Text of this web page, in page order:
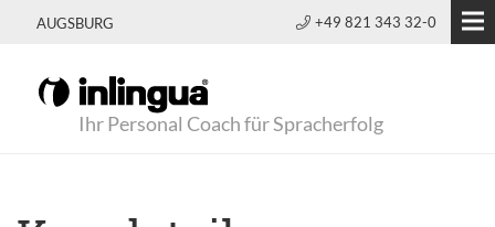
AUGSBURG +49 821 343 32-0
Ihr Personal Coach für Spracherfolg